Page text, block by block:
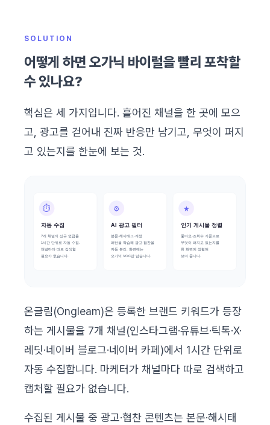
SOLUTION
어떻게 하면 오가닉 바이럴을 빨리 포착할
수 있나요?
핵심은 세 가지입니다. 흩어진 채널을 한 곳에 모으
고, 광고를 걷어내 진짜 반응만 남기고, 무엇이 퍼지
고 있는지를 한눈에 보는 것.
온글림(Ongleam)은 등록한 브랜드 키워드가 등장
하는 게시물을 7개 채널(인스타그램·유튜브·틱톡·X·
레딧·네이버 블로그·네이버 카페)에서 1시간 단위로
자동 수집합니다. 마케터가 채널마다 따로 검색하고
캡처할 필요가 없습니다.
수집된 게시물 중 광고·협찬 콘텐츠는 본문·해시태